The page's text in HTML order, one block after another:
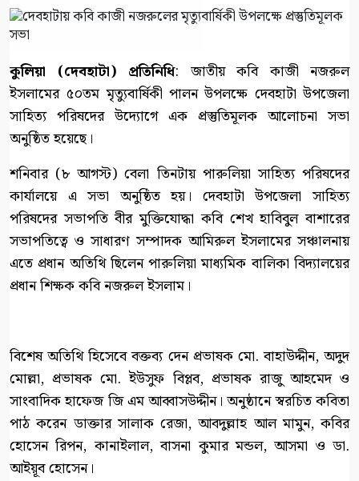
কুলিয়া (দেবহাটা) প্রতিনিধি: জাতীয় কবি কাজী নজরুল
ইসলামের ৫০তম মৃত্যুবার্ষিকী পালন উপলক্ষে দেবহাটা উপজেলা
সাহিত্য পরিষদের উদ্যোগে এক প্রস্তুতিমূলক আলোচনা সভা
অনুষ্ঠিত হয়েছে।
শনিবার (৮ আগস্ট) বেলা তিনটায় পারুলিয়া সাহিত্য পরিষদের
কার্যালয়ে এ সভা অনুষ্ঠিত হয়। দেবহাটা উপজেলা সাহিত্য
পরিষদের সভাপতি বীর মুক্তিযোদ্ধা কবি শেখ হাবিবুল বাশারের
সভাপতিত্বে ও সাধারণ সম্পাদক আমিরুল ইসলামের সঞ্চালনায়
এতে প্রধান অতিথি ছিলেন পারুলিয়া মাধ্যমিক বালিকা বিদ্যালয়ের
প্রধান শিক্ষক কবি নজরুল ইসলাম।
বিশেষ অতিথি হিসেবে বক্তব্য দেন প্রভাষক মো. বাহাউদ্দীন, অদুদ
মোল্লা, প্রভাষক মো. ইউসুফ বিপ্লব, প্রভাষক রাজু আহমেদ ও
সাংবাদিক হাফেজ জি এম আব্বাসউদ্দীন। অনুষ্ঠানে স্বরচিত কবিতা
পাঠ করেন ডাক্তার সালাক রেজা, আবদুল্লাহ আল মামুন, কবির
হোসেন রিপন, কানাইলাল, বাসনা কুমার মন্ডল, আসমা ও ডা.
আইয়ূব হোসেন।